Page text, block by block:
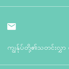
ကျွန်ုပ်တို့၏သတင်းလွှာ